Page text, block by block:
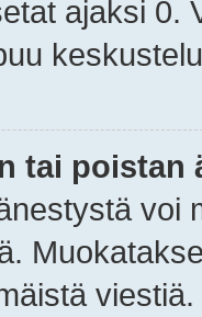
ajaksi 0.
tai poistan
voi